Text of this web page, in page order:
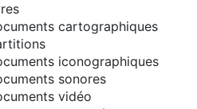
cartographiques
iconographiques
sonores
vidéo